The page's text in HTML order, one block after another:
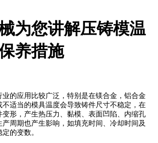
为您讲解压铸模温
养措施
业的应用比较广泛，特别是在镁合金，铝合金
不适当的模具温度会导致铸件尺寸不稳定，在
形，产生热压力、黏模、表面凹陷、内缩孔
周期也产生影响，如填充时间、冷却时间及
的变数。